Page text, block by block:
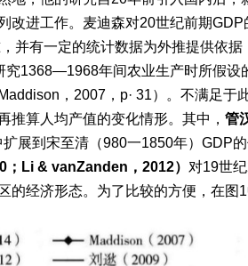
改进工作。麦迪森对20世纪前期GDP
并有一定的统计数据为外推提供依
究1368—1968年间农业生产时所假设
，2007，p· 31）。不满足于
推算人均产值的变化情形。其中， 管
扩展到宋至清（980一1850年）GDP的
；Li & vanZanden，2012） 对19世
的经济形态。为了比较的方便，在图